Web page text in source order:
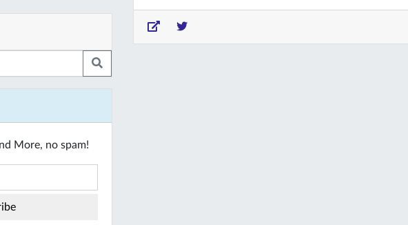
More, no spam!